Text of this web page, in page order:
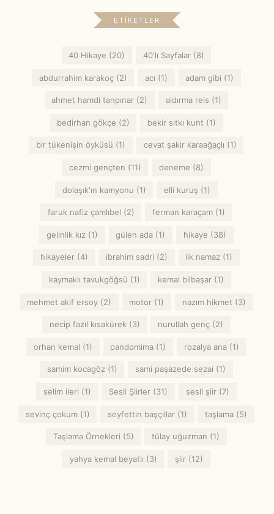
ETIKETLER
40 Hikaye (20) 40'lı Sayfalar(8)
abdurrahim karakoç(2) acı (1) adam gibi (1)
ahmet hamdi tanpınar (2) aldırma reis (1)
bedirhan gökçe (2) bekir sıtkı kunt (1)
bir tükenişin öyküsü (1) cevat şakir karaağaçlı (1)
cezmi gençten (11) deneme (8)
dolaşık'ın kamyonu (1) elli kuruş (1)
faruk nafiz çamlıbel (2) ferman karaçam (1)
gelinlik kız (1) gülen ada (1) hikaye (38)
hikayeler(4) ibrahim sadri (2) ilk namaz (1)
kaymaklı tavukgöğsü (1) kemal bilbaşar (1)
mehmet akif ersoy (2) motor (1) nazım hikmet (3)
necip fazıl kısakürek (3) nurullah genç (2)
orhan kemal (1) pandomima (1) rozalya ana(1)
samim kocagöz(1) sami paşazede sezai (1)
selim ileri (1) Sesli Şiirler (31) sesli şiir(7)
sevinç çokum(1) seyfettin başçıllar(1) taşlama (5)
Taşlama Örnekleri (5) tülay uğuzman (1)
yahya kemal beyatlı (3) şiir (12)